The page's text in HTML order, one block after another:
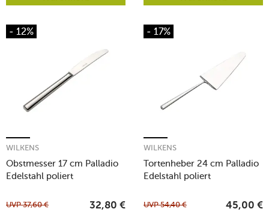
- 12%
Obstmesser 17 cm Palladio
Edelstahl poliert
WILKENS
UVP37,60 € 32,80 €
- 17%
Tortenheber 24 cm Palladio
Edelstahl poliert
WILKENS
UVP54,40 € 45,00 €